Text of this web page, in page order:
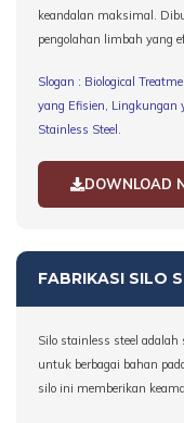
keandalan maksimal.
pengolahan limbah yang
Slogan : Biological
yang Efisien, Lingkungan
Stainless Steel.
DOWNLOAD
FABRIKASI SILO
Silo stainless steel
untuk berbagai bahan
silo ini memberikan